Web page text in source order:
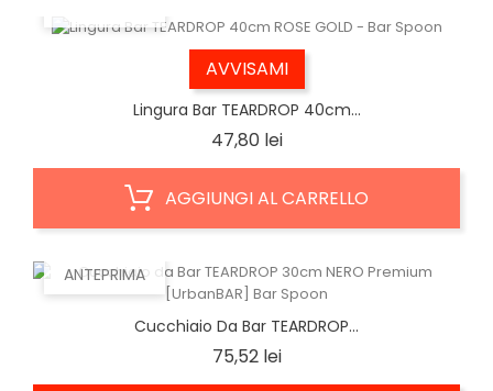
AVVISAMI
Lingura Bar TEARDROP 40cm...
47,80 leiPrezzo
AGGIUNGI AL CARRELLO
ANTEPRIMA
Cucchiaio Da Bar TEARDROP...
75,52 leiPrezzo